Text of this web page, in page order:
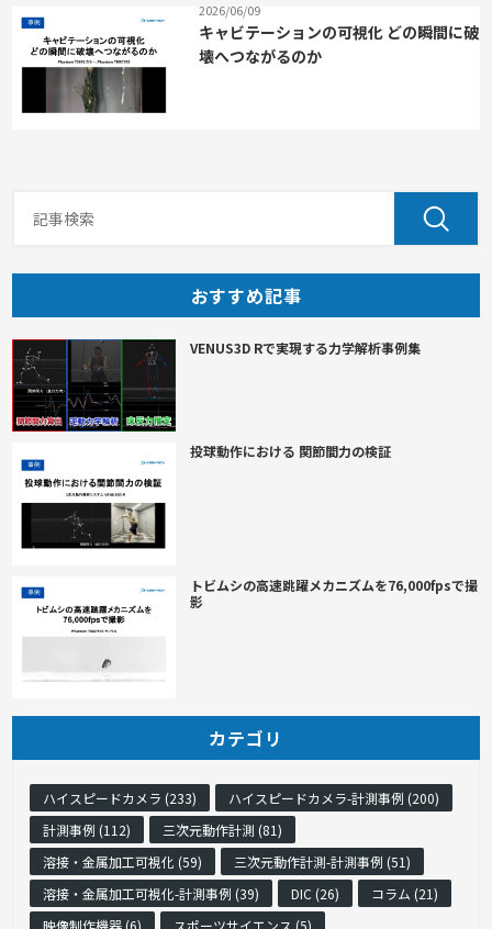
2026/06/09
キャビテーションの可視化 どの瞬間に破
壊へつながるのか
おすすめ記事
VENUS3D Rで実現する力学解析事例集
投球動作における 関節間力の検証
トビムシの高速跳躍メカニズムを76,000fpsで撮
影
カテゴリ
ハイスピードカメラ (233)
ハイスピードカメラ-計測事例 (200)
計測事例 (112)
三次元動作計測 (81)
溶接・金属加工可視化 (59)
三次元動作計測-計測事例 (51)
溶接・金属加工可視化-計測事例 (39)
DIC (26)
コラム (21)